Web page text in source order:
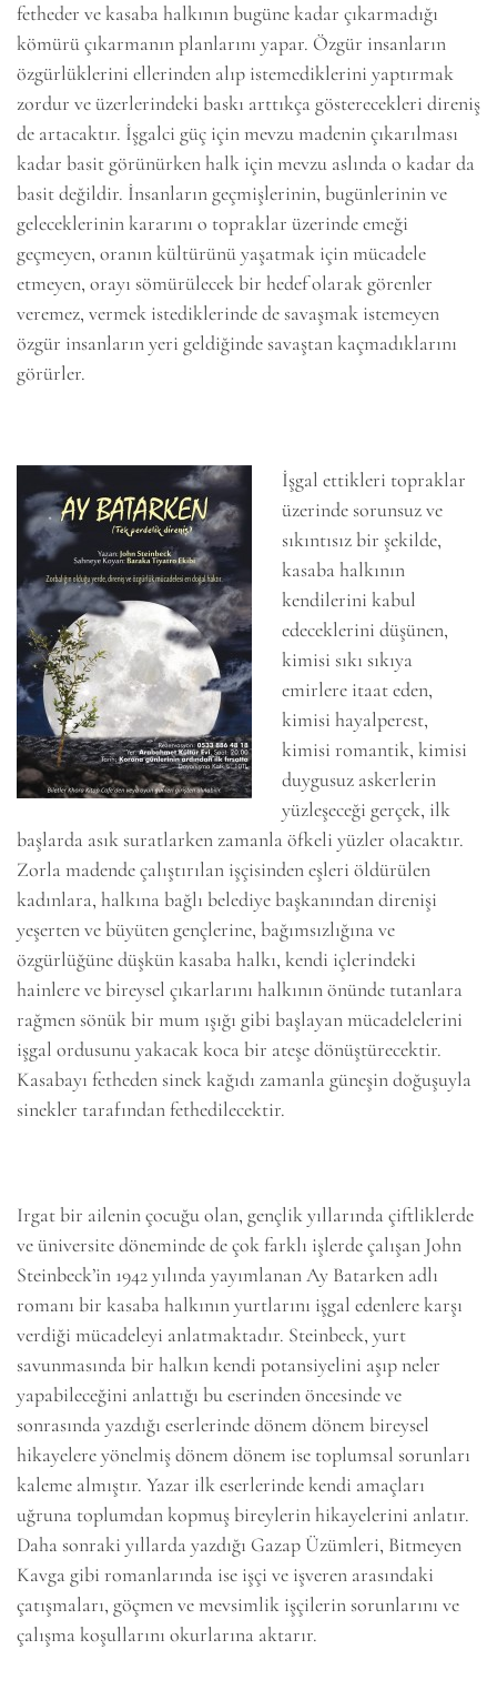
fetheder ve kasaba halkının bugüne kadar çıkarmadığı
kömürü çıkarmanın planlarını yapar. Özgür insanların
özgürlüklerini ellerinden alıp istemediklerini yaptırmak
zordur ve üzerlerindeki baskı arttıkça gösterecekleri direniş
de artacaktır. İşgalci güç için mevzu madenin çıkarılması
kadar basit görünürken halk için mevzu aslında o kadar da
basit değildir. İnsanların geçmişlerinin, bugünlerinin ve
geleceklerinin kararını o topraklar üzerinde emeği
geçmeyen, oranın kültürünü yaşatmak için mücadele
etmeyen, orayı sömürülecek bir hedef olarak görenler
veremez, vermek istediklerinde de savaşmak istemeyen
özgür insanların yeri geldiğinde savaştan kaçmadıklarını
görürler.
İşgal ettikleri topraklar
üzerinde sorunsuz ve
sıkıntısız bir şekilde,
kasaba halkının
kendilerini kabul
edeceklerini düşünen,
kimisi sıkı sıkıya
emirlere itaat eden,
kimisi hayalperest,
kimisi romantik, kimisi
duygusuz askerlerin
yüzleşeceği gerçek, ilk
başlarda asık suratlarken zamanla öfkeli yüzler olacaktır.
Zorla madende çalıştırılan işçisinden eşleri öldürülen
kadınlara, halkına bağlı belediye başkanından direnişi
yeşerten ve büyüten gençlerine, bağımsızlığına ve
özgürlüğüne düşkün kasaba halkı, kendi içlerindeki
hainlere ve bireysel çıkarlarını halkının önünde tutanlara
rağmen sönük bir mum ışığı gibi başlayan mücadelelerini
işgal ordusunu yakacak koca bir ateşe dönüştürecektir.
Kasabayı fetheden sinek kağıdı zamanla güneşin doğuşuyla
sinekler tarafından fethedilecektir.
Irgat bir ailenin çocuğu olan, gençlik yıllarında çiftliklerde
ve üniversite döneminde de çok farklı işlerde çalışan John
Steinbeck’in 1942 yılında yayımlanan Ay Batarken adlı
romanı bir kasaba halkının yurtlarını işgal edenlere karşı
verdiği mücadeleyi anlatmaktadır. Steinbeck, yurt
savunmasında bir halkın kendi potansiyelini aşıp neler
yapabileceğini anlattığı bu eserinden öncesinde ve
sonrasında yazdığı eserlerinde dönem dönem bireysel
hikayelere yönelmiş dönem dönem ise toplumsal sorunları
kaleme almıştır. Yazar ilk eserlerinde kendi amaçları
uğruna toplumdan kopmuş bireylerin hikayelerini anlatır.
Daha sonraki yıllarda yazdığı Gazap Üzümleri, Bitmeyen
Kavga gibi romanlarında ise işçi ve işveren arasındaki
çatışmaları, göçmen ve mevsimlik işçilerin sorunlarını ve
çalışma koşullarını okurlarına aktarır.